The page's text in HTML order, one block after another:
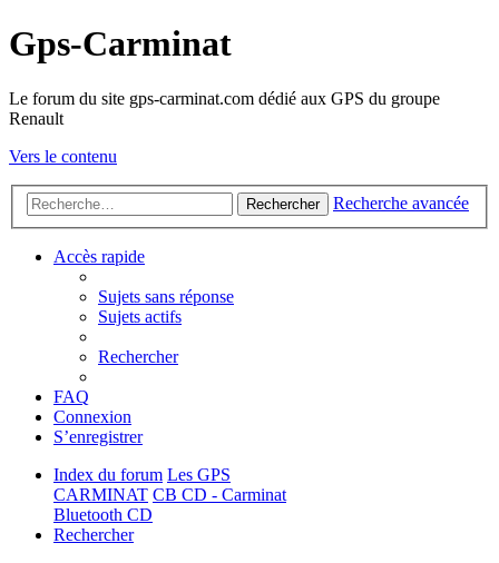
Gps-Carminat
Le forum du site gps-carminat.com dédié aux GPS du groupe
Renault
Vers le contenu
Rechercher Recherche avancée
Accès rapide
Sujets sans réponse
Sujets actifs
Rechercher
FAQ
Connexion
S’enregistrer
Index du forum Les GPS
CARMINAT CB CD - Carminat
Bluetooth CD
Rechercher